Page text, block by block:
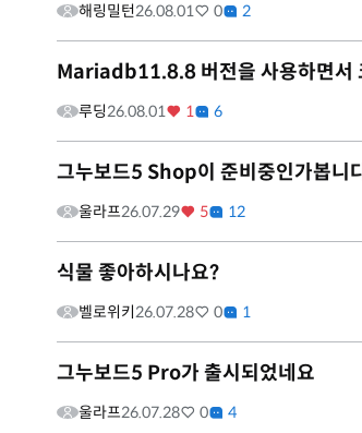
해링밀턴26.08.01 0 2
Mariadb11.8.8 버전을 사용하면서
루딩26.08.01 1 6
그누보드5 Shop이 준비중인가봅니
울라프26.07.29 5 12
식물 좋아하시나요?
벨로위키26.07.28 0 1
그누보드5 Pro가 출시되었네요
울라프26.07.28 0 4